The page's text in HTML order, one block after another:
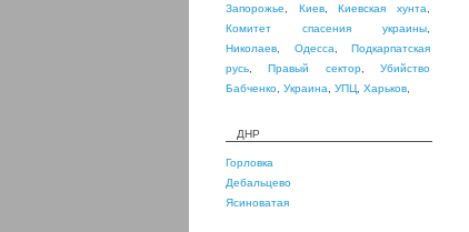
Запорожье
Киев,Киевская хунта
Комитет спасения украины
Николаев
Одесса
Подкарпатская
русь ,Правый сектор,Убийство
Бабченко Украина УПЦ Харьков
ДНР
Горловка
Дебальцево
Ясиноватая